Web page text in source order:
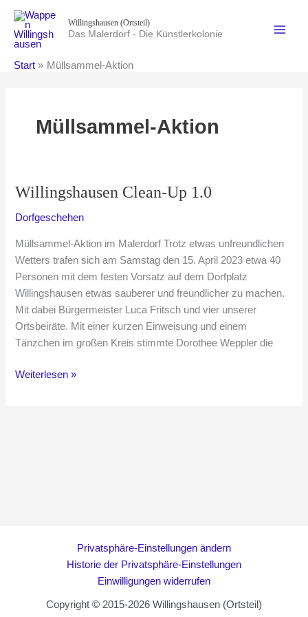
Inhalt
springen
Willingshausen (Ortsteil)
Das Malerdorf - Die Künstlerkolonie
Start Müllsammel-Aktion
Müllsammel-Aktion
Willingshausen Clean-Up 1.0
Dorfgeschehen
Müllsammel-Aktion im Malerdorf Trotz etwas unfreundlichen
Wetters trafen sich am Samstag den 15. April 2023 etwa 40
Personen mit dem festen Vorsatz auf dem Dorfplatz
Willingshausen etwas sauberer und freundlicher zu machen.
Mit dabei Bürgermeister Luca Fritsch und vier unserer
Ortsbeiräte. Mit einer kurzen Einweisung und einem
Tänzchen im großen Kreis stimmte Dorothee Weppler die
Willingshausen
Weiterlesen »
Privatsphäre-Einstellungen ändern
Historie der Privatsphäre-Einstellungen
Einwilligungen widerrufen
Copyright © 2015-2026 Willingshausen (Ortsteil)